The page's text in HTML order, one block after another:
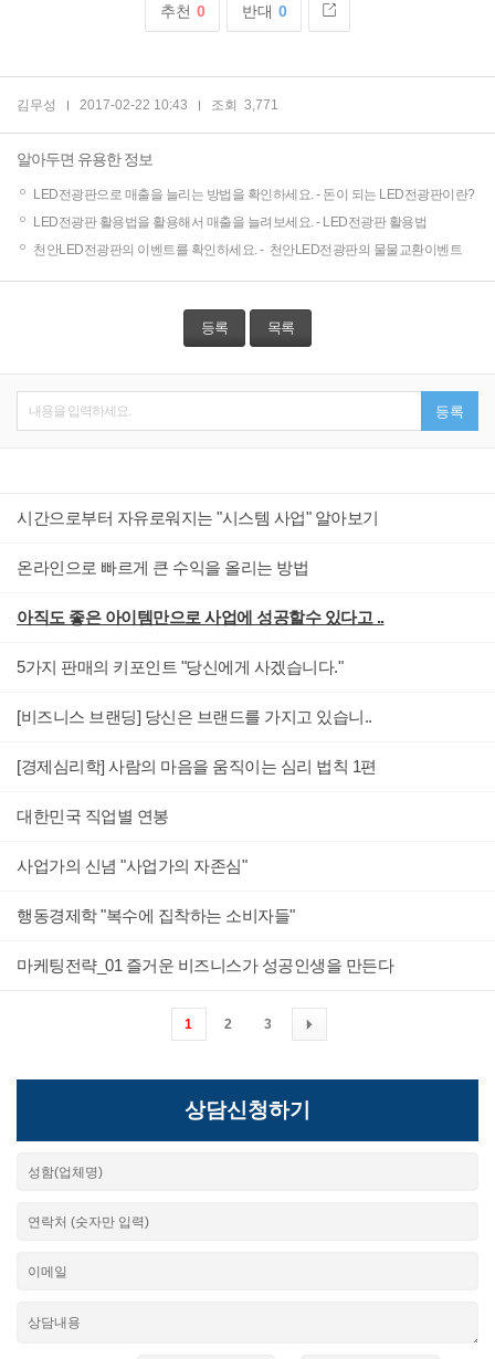
추천 0 반대 0
김무성 2017-02-22 10:43 조회 3,771
알아두면 유용한 정보
LED전광판으로 매출을 늘리는 방법을 확인하세요. - 돈이 되는 LED전광판이란?
LED전광판 활용법을 활용해서 매출을 늘려보세요. - LED전광판 활용법
천안LED전광판의 이벤트를 확인하세요. - 천안LED전광판의 물물교환이벤트
등록 목록
내용을 입력하세요. 등록
시간으로부터 자유로워지는 "시스템 사업" 알아보기
온라인으로 빠르게 큰 수익을 올리는 방법
아직도 좋은 아이템만으로 사업에 성공할수 있다고 ..
5가지 판매의 키포인트 "당신에게 사겠습니다."
[비즈니스 브랜딩] 당신은 브랜드를 가지고 있습니..
[경제심리학] 사람의 마음을 움직이는 심리 법칙 1편
대한민국 직업별 연봉
사업가의 신념 "사업가의 자존심"
행동경제학 "복수에 집착하는 소비자들"
마케팅전략_01 즐거운 비즈니스가 성공인생을 만든다
1 2 3
상담신청하기